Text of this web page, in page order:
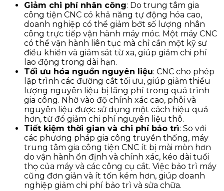
Giảm chi phí nhân công: Do trung tâm gia
công tiện CNC có khả năng tự động hóa cao,
doanh nghiệp có thể giảm bớt số lượng nhân
công trực tiếp vận hành máy móc. Một máy CNC
có thể vận hành liên tục mà chỉ cần một kỹ sư
điều khiển và giám sát từ xa, giúp giảm chi phí
lao động trong dài hạn.
Tối ưu hóa nguồn nguyên liệu: CNC cho phép
lập trình các đường cắt tối ưu, giúp giảm thiểu
lượng nguyên liệu bị lãng phí trong quá trình
gia công. Nhờ vào độ chính xác cao, phôi và
nguyên liệu được sử dụng một cách hiệu quả
hơn, từ đó giảm chi phí nguyên liệu thô.
Tiết kiệm thời gian và chi phí bảo trì: So với
các phương pháp gia công truyền thống, máy
trung tâm gia công tiện CNC ít bị mài mòn hơn
do vận hành ổn định và chính xác, kéo dài tuổi
thọ của máy và các công cụ cắt. Việc bảo trì máy
cũng đơn giản và ít tốn kém hơn, giúp doanh
nghiệp giảm chi phí bảo trì và sửa chữa.